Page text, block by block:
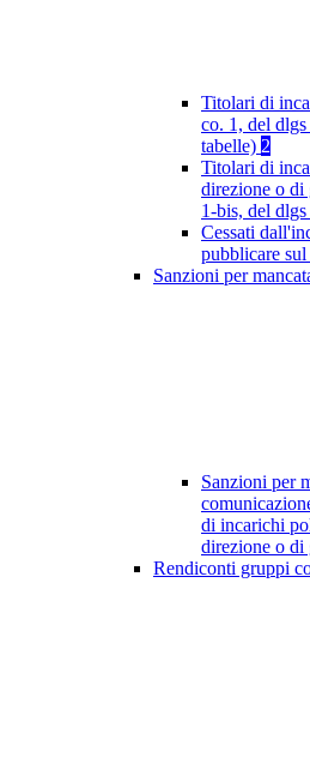
Titolari di
co. 1, del
tabelle) 2
Titolari di
direzione o di
1-bis, del
Cessati
pubblicare
Sanzioni per
Sanzioni per
di incarichi
direzione o di
Rendiconti gruppi